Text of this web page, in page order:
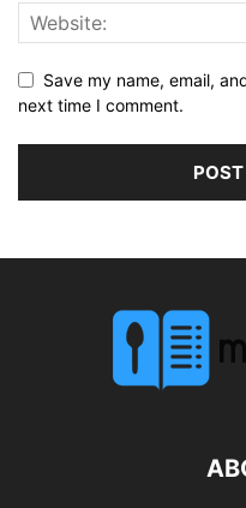
Save my name, email,
next time I comment.